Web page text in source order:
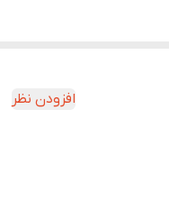
افزودن نظر